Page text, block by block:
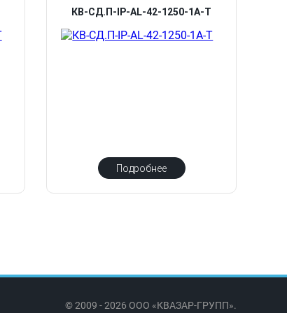
КВ-СД.П-IP-AL-42-1250-1А-Т
Подробнее
© 2009 - 2026 ООО «КВАЗАР-ГРУПП».